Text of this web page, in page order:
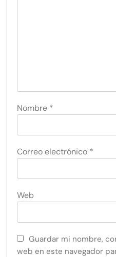
Nombre *
Correo electrónico *
Web
Guardar mi nombre,
web en este navegador